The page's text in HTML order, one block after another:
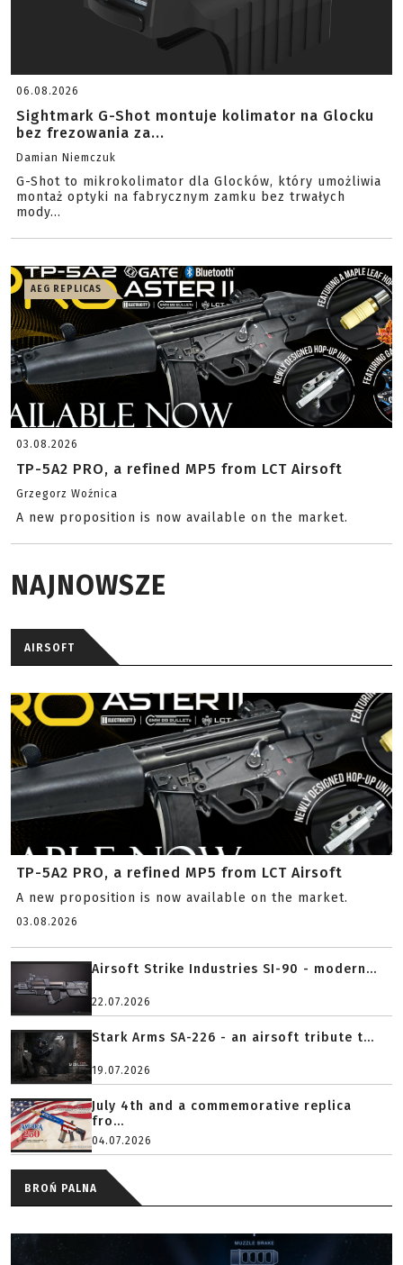
06.08.2026
Sightmark G-Shot montuje kolimator na Glocku
bez frezowania za...
Damian Niemczuk
G-Shot to mikrokolimator dla Glocków, który umożliwia
montaż optyki na fabrycznym zamku bez trwałych
mody...
AEG REPLICAS
03.08.2026
TP-5A2 PRO, a refined MP5 from LCT Airsoft
Grzegorz Woźnica
A new proposition is now available on the market.
NAJNOWSZE
AIRSOFT
TP-5A2 PRO, a refined MP5 from LCT Airsoft
A new proposition is now available on the market.
03.08.2026
Airsoft Strike Industries SI-90 - modern...
22.07.2026
Stark Arms SA-226 - an airsoft tribute t...
19.07.2026
July 4th and a commemorative replica
fro...
04.07.2026
BROŃ PALNA